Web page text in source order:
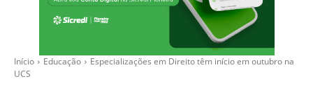
Início Educação
Especializações em Direito têm início em outubro na
UCS